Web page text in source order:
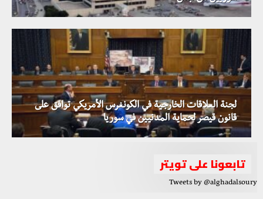
لجنة العلاقات الخارجية في الكونغرس الأمريكي توافق على
قانون قيصر لحماية المدنيين في سوريا
تابعونا على تويتر
Tweets by @alghadalsoury